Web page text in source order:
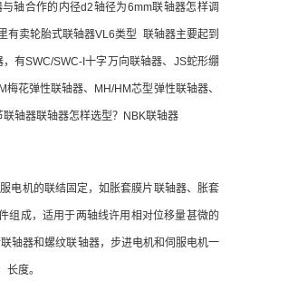
轴合作的内径d2轴径为6mm联轴器怎样调
有卖轮胎式联轴器VL6类型 联轴器主要起到
有SWC/SWC-I十字万向联轴器、JS蛇形绷
花弹性联轴器、MH/HM芯型弹性联轴器、
轴器联轴器怎样选型？NBK联轴器
电机的联结固定，如胀套膜片联轴器、胀套
组成，适用于两轴线许用相对位移量甚微的
轴器和螺纹联轴器，步进电机和伺服电机一
度。